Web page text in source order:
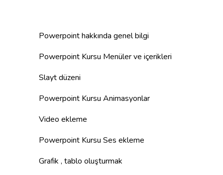
Powerpoint hakkında genel bilgi
Powerpoint Kursu Menüler ve içerikleri
Slayt düzeni
Powerpoint Kursu Animasyonlar
Video ekleme
Powerpoint Kursu Ses ekleme
Grafik , tablo oluşturmak